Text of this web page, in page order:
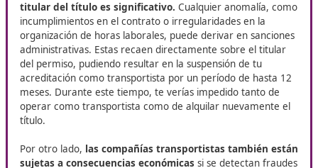
correctamente resuelto. Las respuestas
penalizan de igual forma con un tercio del valor de
respuestas correctas.
Ambas pruebas evalúan tanto los conocimientos
como la capacidad de aplicarlos en situaciones
siendo indispensable superarlas para acreditar el título.